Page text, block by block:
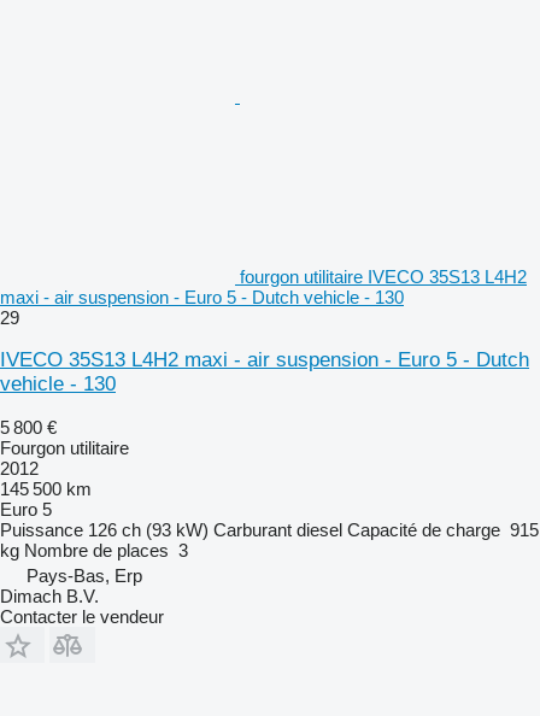
fourgon utilitaire IVECO 35S13 L4H2
maxi - air suspension - Euro 5 - Dutch vehicle - 130
29
IVECO 35S13 L4H2 maxi - air suspension - Euro 5 - Dutch
vehicle - 130
5 800 €
Fourgon utilitaire
2012
145 500 km
Euro 5
Puissance 126 ch (93 kW) Carburant diesel Capacité de charge 915
kg Nombre de places 3
Pays-Bas, Erp
Dimach B.V.
Contacter le vendeur